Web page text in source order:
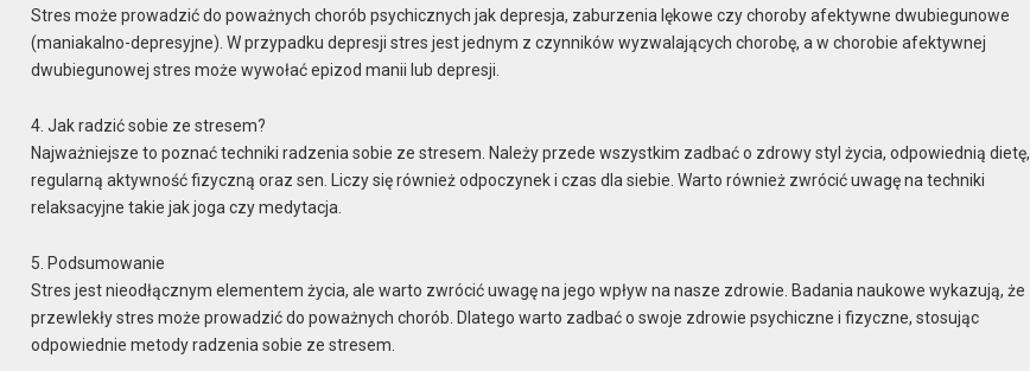
Stres może prowadzić do poważnych chorób psychicznych jak depresja, zaburzenia lękowe czy choroby afektywne dwubiegunowe
(maniakalno-depresyjne). W przypadku depresji stres jest jednym z czynników wyzwalających chorobę, a w chorobie afektywnej
dwubiegunowej stres może wywołać epizod manii lub depresji.
4. Jak radzić sobie ze stresem?
Najważniejsze to poznać techniki radzenia sobie ze stresem. Należy przede wszystkim zadbać o zdrowy styl życia, odpowiednią dietę,
regularną aktywność fizyczną oraz sen. Liczy się również odpoczynek i czas dla siebie. Warto również zwrócić uwagę na techniki
relaksacyjne takie jak joga czy medytacja.
5. Podsumowanie
Stres jest nieodłącznym elementem życia, ale warto zwrócić uwagę na jego wpływ na nasze zdrowie. Badania naukowe wykazują, że
przewlekły stres może prowadzić do poważnych chorób. Dlatego warto zadbać o swoje zdrowie psychiczne i fizyczne, stosując
odpowiednie metody radzenia sobie ze stresem.